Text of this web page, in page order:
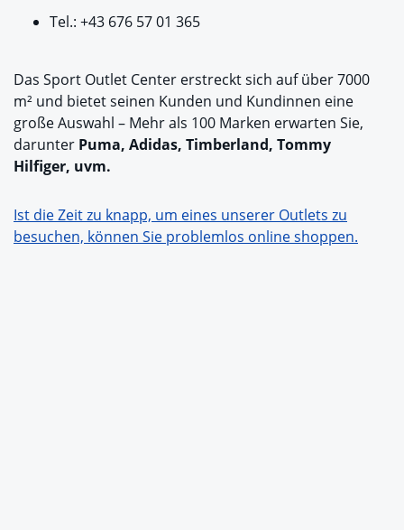
Tel.: +43 676 57 01 365
Das Sport Outlet Center erstreckt sich auf über 7000
m² und bietet seinen Kunden und Kundinnen eine
große Auswahl – Mehr als 100 Marken erwarten Sie,
darunter Puma, Adidas, Timberland, Tommy
Hilfiger, uvm.
Ist die Zeit zu knapp, um eines unserer Outlets zu
besuchen, können Sie problemlos online shoppen.